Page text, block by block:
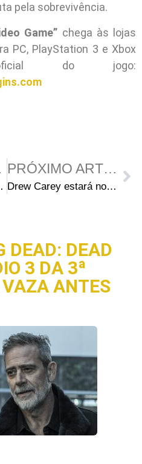
pela sobrevivência.
Game” chega às lojas
PC, PlayStation 3 e Xbox
do jogo:
Con 2012
PRÓXIMO ARTIGO
Drew Carey estará no “Talking Dead” Especial neste Domingo
DEAD: DEAD
3 DA 3ª
ANTES